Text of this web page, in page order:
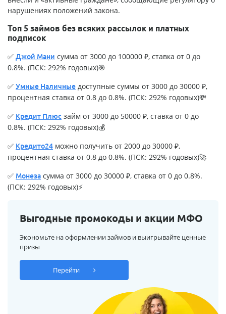
нарушениях положений закона.
Топ 5 займов без всяких рассылок и платных
подписок
✅ Джой Мани сумма от 3000 до 100000 ₽, ставка от 0 до
0.8%. (ПСК: 292% годовых)🎯
✅ Умные Наличные доступные суммы от 3000 до 30000 ₽,
процентная ставка от 0.8 до 0.8%. (ПСК: 292% годовых)💸
✅ Кредит Плюс займ от 3000 до 50000 ₽, ставка от 0 до
0.8%. (ПСК: 292% годовых)💰
✅ Кредито24 можно получить от 2000 до 30000 ₽,
процентная ставка от 0.8 до 0.8%. (ПСК: 292% годовых)🚀
✅ Монеза сумма от 3000 до 30000 ₽, ставка от 0 до 0.8%.
(ПСК: 292% годовых)⚡
Выгодные промокоды и акции МФО
Экономьте на оформлении займов и выигрывайте ценные
призы
Перейти